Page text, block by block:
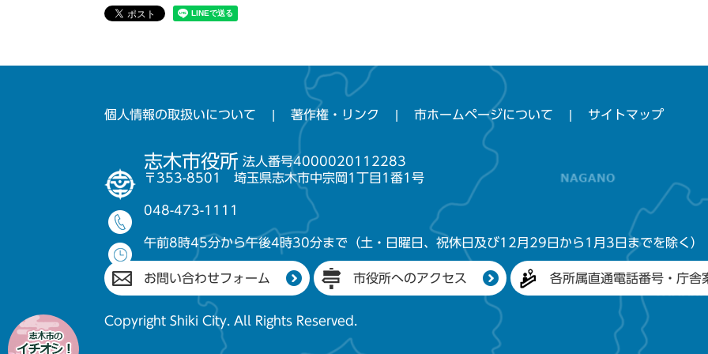
個人情報の取扱いについて 著作権・リンク 市ホームページについて サイトマップ
志木市役所 法人番号4000020112283
〒353-8501 埼玉県志木市中宗岡1丁目1番1号
048-473-1111
午前8時45分から午後4時30分まで（土・日曜日、祝休日及び12月29日から1月3日までを除く）
お問い合わせフォーム 市役所へのアクセス 各所属直通電話番号・庁舎
Copyright Shiki City. All Rights Reserved.